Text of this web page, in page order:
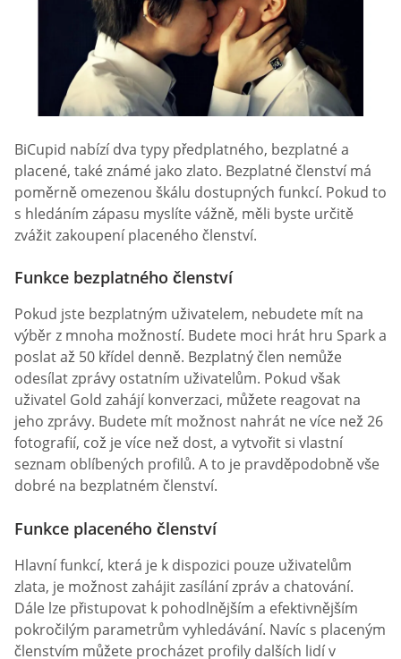
BiCupid nabízí dva typy předplatného, bezplatné a
placené, také známé jako zlato. Bezplatné členství má
poměrně omezenou škálu dostupných funkcí. Pokud to
s hledáním zápasu myslíte vážně, měli byste určitě
zvážit zakoupení placeného členství.
Funkce bezplatného členství
Pokud jste bezplatným uživatelem, nebudete mít na
výběr z mnoha možností. Budete moci hrát hru Spark a
poslat až 50 křídel denně. Bezplatný člen nemůže
odesílat zprávy ostatním uživatelům. Pokud však
uživatel Gold zahájí konverzaci, můžete reagovat na
jeho zprávy. Budete mít možnost nahrát ne více než 26
fotografií, což je více než dost, a vytvořit si vlastní
seznam oblíbených profilů. A to je pravděpodobně vše
dobré na bezplatném členství.
Funkce placeného členství
Hlavní funkcí, která je k dispozici pouze uživatelům
zlata, je možnost zahájit zasílání zpráv a chatování.
Dále lze přistupovat k pohodlnějším a efektivnějším
pokročilým parametrům vyhledávání. Navíc s placeným
členstvím můžete procházet profily dalších lidí v